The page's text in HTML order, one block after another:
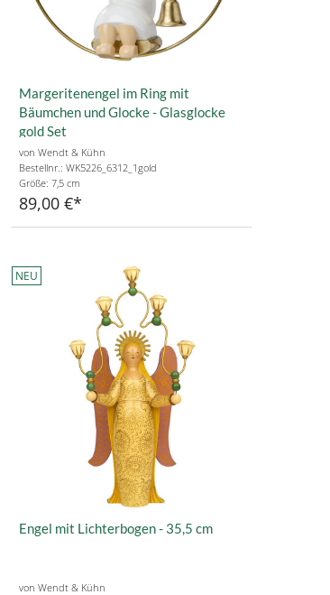
Margeritenengel im Ring mit
Bäumchen und Glocke - Glasglocke
gold Set
von Wendt & Kühn
Bestellnr.: WK5226_6312_1gold
Größe: 7,5 cm
89,00 €
NEU
Engel mit Lichterbogen - 35,5 cm
von Wendt & Kühn